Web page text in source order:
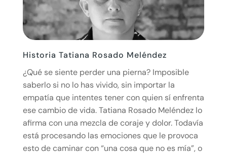
Historia Tatiana Rosado Meléndez
¿Qué se siente perder una pierna? Imposible
saberlo si no lo has vivido, sin importar la
empatía que intentes tener con quien sí enfrenta
ese cambio de vida. Tatiana Rosado Meléndez lo
afirma con una mezcla de coraje y dolor. Todavía
está procesando las emociones que le provoca
esto de caminar con “una cosa que no es mía”, o